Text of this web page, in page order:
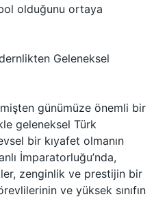
olduğunu ortaya
Geleneksel
günümüze önemli bir
geleneksel Türk
bir kıyafet olmanın
İmparatorluğu’nda,
zenginlik ve prestijin bir
ve yüksek sınıfın